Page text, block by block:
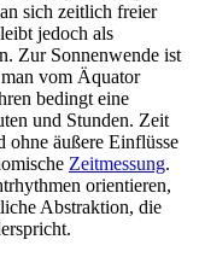
sich zeitlich freier
jedoch als
Zur Sonnenwende ist
vom Äquator
bedingt eine
und Stunden. Zeit
äußere Einflüsse
Zeitmessung.
orientieren,
Abstraktion, die